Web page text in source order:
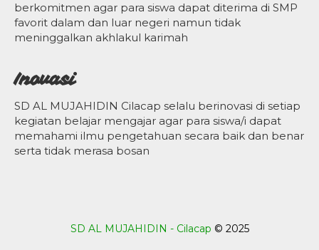
berkomitmen agar para siswa dapat diterima di SMP
favorit dalam dan luar negeri namun tidak
meninggalkan akhlakul karimah
Inovasi
SD AL MUJAHIDIN Cilacap selalu berinovasi di setiap
kegiatan belajar mengajar agar para siswa/i dapat
memahami ilmu pengetahuan secara baik dan benar
serta tidak merasa bosan
SD AL MUJAHIDIN - Cilacap © 2025